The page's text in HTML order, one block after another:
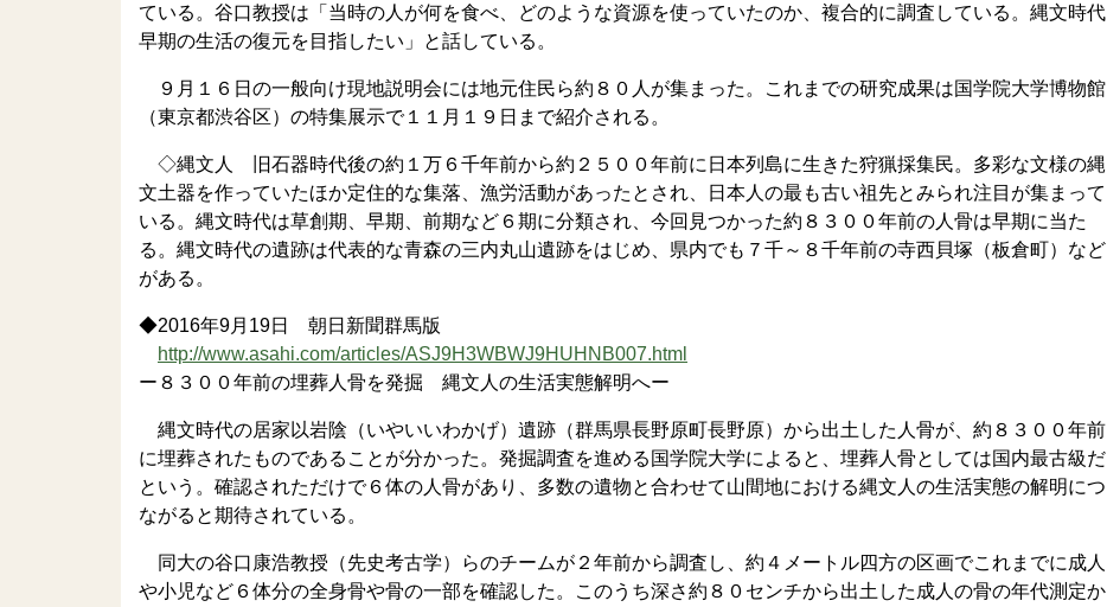
ている。谷口教授は「当時の人が何を食べ、どのような資源を使っていたのか、複合的に調査している。縄文時代
早期の生活の復元を目指したい」と話している。
９月１６日の一般向け現地説明会には地元住民ら約８０人が集まった。これまでの研究成果は国学院大学博物館
（東京都渋谷区）の特集展示で１１月１９日まで紹介される。
◇縄文人 旧石器時代後の約１万６千年前から約２５００年前に日本列島に生きた狩猟採集民。多彩な文様の縄
文土器を作っていたほか定住的な集落、漁労活動があったとされ、日本人の最も古い祖先とみられ注目が集まって
いる。縄文時代は草創期、早期、前期など６期に分類され、今回見つかった約８３００年前の人骨は早期に当た
る。縄文時代の遺跡は代表的な青森の三内丸山遺跡をはじめ、県内でも７千～８千年前の寺西貝塚（板倉町）など
がある。
◆2016年9月19日 朝日新聞群馬版
http://www.asahi.com/articles/ASJ9H3WBWJ9HUHNB007.html
ー８３００年前の埋葬人骨を発掘 縄文人の生活実態解明へー
縄文時代の居家以岩陰（いやいいわかげ）遺跡（群馬県長野原町長野原）から出土した人骨が、約８３００年前
に埋葬されたものであることが分かった。発掘調査を進める国学院大学によると、埋葬人骨としては国内最古級だ
という。確認されただけで６体の人骨があり、多数の遺物と合わせて山間地における縄文人の生活実態の解明につ
ながると期待されている。
同大の谷口康浩教授（先史考古学）らのチームが２年前から調査し、約４メートル四方の区画でこれまでに成人
や小児など６体分の全身骨や骨の一部を確認した。このうち深さ約８０センチから出土した成人の骨の年代測定か